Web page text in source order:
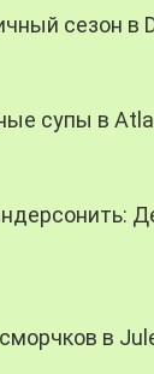
сезон в
супы в
в